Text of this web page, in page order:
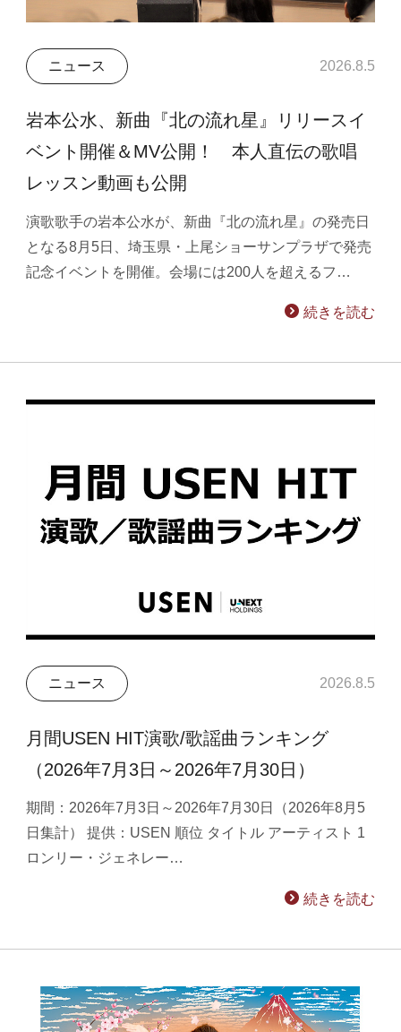
ニュース 2026.8.5
岩本公水、新曲『北の流れ星』リリースイ
ベント開催＆MV公開！ 本人直伝の歌唱
レッスン動画も公開
演歌歌手の岩本公水が、新曲『北の流れ星』の発売日
となる8月5日、埼玉県・上尾ショーサンプラザで発売
記念イベントを開催。会場には200人を超えるフ…
続きを読む
ニュース 2026.8.5
月間USEN HIT演歌/歌謡曲ランキング
（2026年7月3日～2026年7月30日）
期間：2026年7月3日～2026年7月30日（2026年8月5
日集計） 提供：USEN 順位 タイトル アーティスト 1
ロンリー・ジェネレー…
続きを読む